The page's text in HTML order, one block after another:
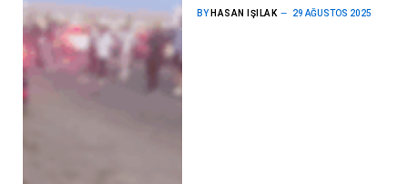
BY HASAN IŞILAK 29 AĞUSTOS 2025